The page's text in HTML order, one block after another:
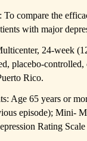
To compare the
with major
24-week
placebo-
Rico.
Age 65 years or
episode); Mini-
Rating